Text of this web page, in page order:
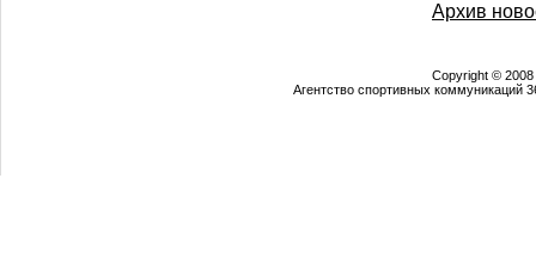
Архив
Copyright © 2008
Агентство спортивных коммуникаций